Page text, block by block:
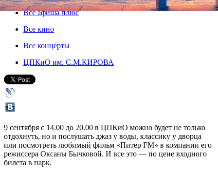
Все афиша плюс
Все кино
Все концерты
ЦПКиО им. С.М.КИРОВА
9 сентября с 14.00 до 20.00 в ЦПКиО можно будет не только
отдохнуть, но и послушать джаз у воды, классику у дворца
или посмотреть любимый фильм «Питер FM» в компании его
режиссера Оксаны Бычковой. И все это — по цене входного
билета в парк.